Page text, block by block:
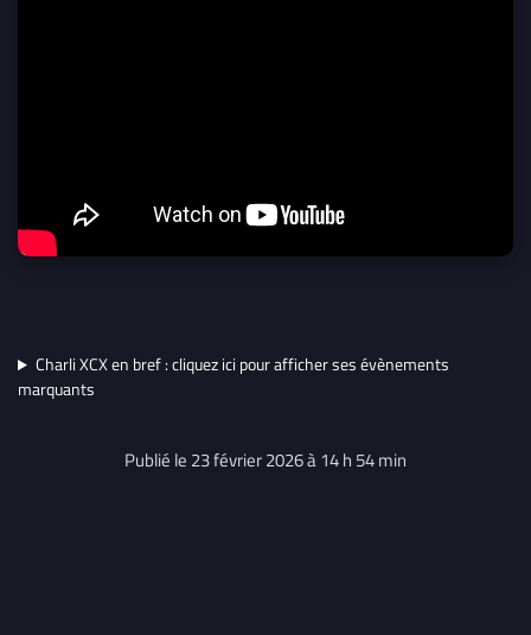
Charli XCX en bref : cliquez ici pour afficher ses évènements
marquants
Publié le 23 février 2026 à 14 h 54 min